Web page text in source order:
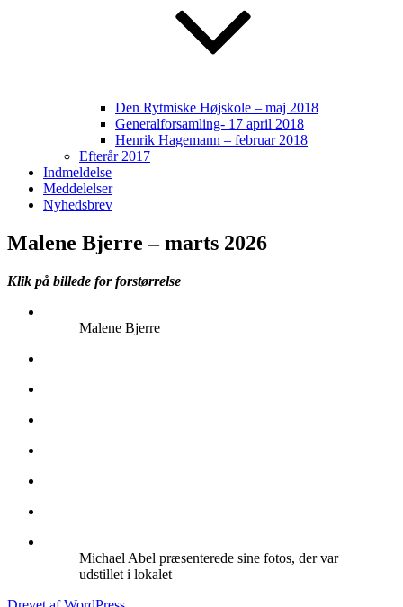
Den Rytmiske Højskole – maj 2018
Generalforsamling- 17 april 2018
Henrik Hagemann – februar 2018
Efterår 2017
Indmeldelse
Meddelelser
Nyhedsbrev
Malene Bjerre – marts 2026
Klik på billede for forstørrelse
Malene Bjerre
Michael Abel præsenterede sine fotos, der var
udstillet i lokalet